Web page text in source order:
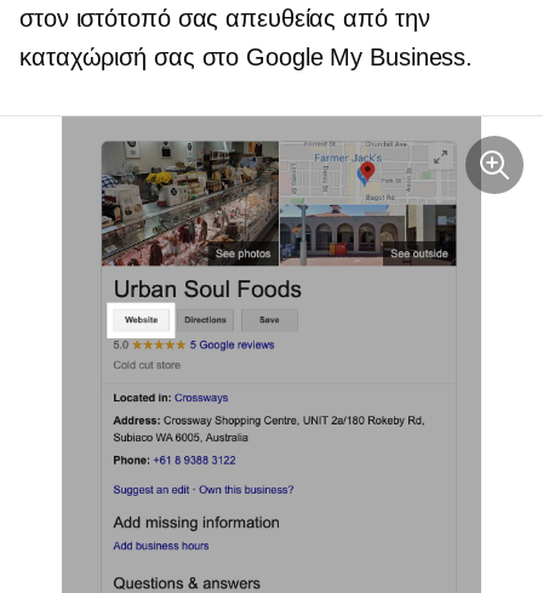
στον ιστότοπό σας απευθείας από την
καταχώρισή σας στο Google My Business.